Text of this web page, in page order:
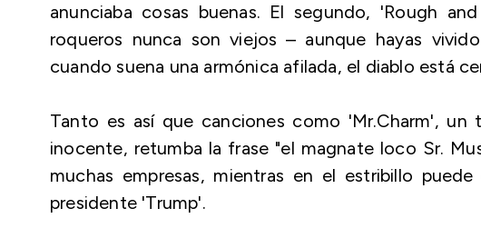
anunciaba cosas buenas. El segundo, 'Rough
roqueros nunca son viejos – aunque hayas
cuando suena una armónica afilada, el diablo está
Tanto es así que canciones como 'Mr.Charm',
inocente, retumba la frase "el magnate loco Sr.
muchas empresas, mientras en el estribillo
presidente 'Trump'.